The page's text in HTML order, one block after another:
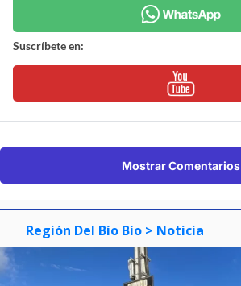
Suscríbete en:
Mostrar Comentarios
Región Del Bío Bío > Noticia